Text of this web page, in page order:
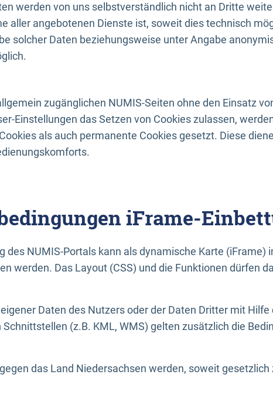
werden von uns selbstverständlich nicht an Dritte
aller angebotenen Dienste ist, soweit dies technisch
solcher Daten beziehungsweise unter Angabe
zugänglichen NUMIS-Seiten ohne den Einsatz
Einstellungen das Setzen von Cookies zulassen,
als auch permanente Cookies gesetzt. Diese
iFrame-
des NUMIS-Portals kann als dynamische Karte (iFrame)
werden. Das Layout (CSS) und die Funktionen dürfen
Daten des Nutzers oder der Daten Dritter mit
(z.B. KML, WMS) gelten zusätzlich die
das Land Niedersachsen werden, soweit gesetzlich